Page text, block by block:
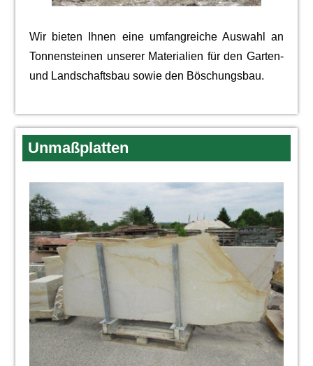
Wir bieten Ihnen eine umfangreiche Auswahl an
Tonnensteinen unserer Materialien für den Garten-
und Land­schaftsbau sowie den Bösch­ungs­bau.
Unmaßplatten